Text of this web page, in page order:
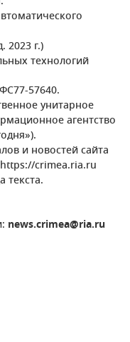
2023 г.)
технологий
57640.
унитарное
агентство
и новостей сайта
crimea.ria.ru
текста.
news.crimea@ria.ru